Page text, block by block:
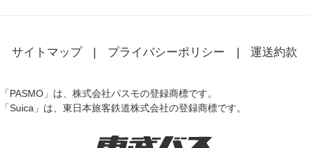
サイトマップ プライバシーポリシー 運送約款
「PASMO」は、株式会社パスモの登録商標です。
「Suica」は、東日本旅客鉄道株式会社の登録商標です。